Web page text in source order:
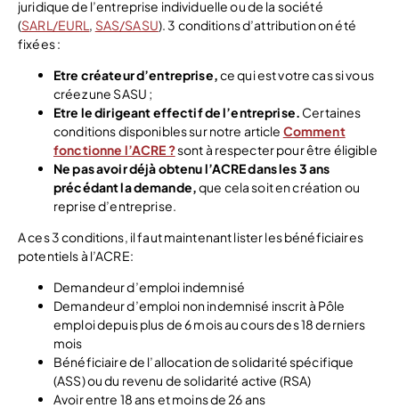
juridique de l’entreprise individuelle ou de la société
(SARL/EURL , SAS/SASU). 3 conditions d’attribution on été
fixées :
Etre créateur d’entreprise,ce qui est votre cas si vous
créez une SASU ;
Etre le dirigeant effectif de l’entreprise. Certaines
conditions disponibles sur notre article Comment
fonctionne l’ACRE ?sont à respecter pour être éligible
Ne pas avoir déjà obtenu l’ACRE dans les 3 ans
précédant la demande,que cela soit en création ou
reprise d’entreprise.
A ces 3 conditions, il faut maintenant lister les bénéficiaires
potentiels à l’ACRE:
Demandeur d’emploi indemnisé
Demandeur d’emploi non indemnisé inscrit à Pôle
emploi depuis plus de 6 mois au cours des 18 derniers
mois
Bénéficiaire de l’allocation de solidarité spécifique
(ASS) ou du revenu de solidarité active (RSA)
Avoir entre 18 ans et moins de 26 ans